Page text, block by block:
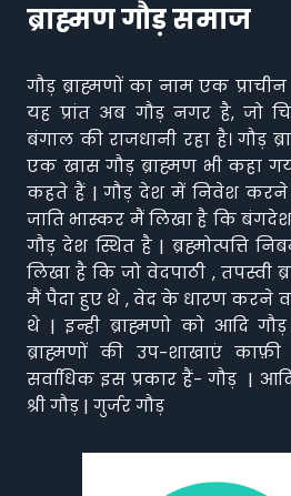
ब्राह्मण गौड़ समाज
गौड़ ब्राह्मणों का नाम एक
यह प्रांत अब गौड़ नगर है, जो
बंगाल की राजधानी रहा है। गौड़
एक खास गौड़ ब्राह्मण भी कहा
कहते हैं | गौड़ देश में निवेश करने
जाति भास्कर मैं लिखा है कि
गौड़ देश स्थित है | ब्रह्मोत्पत्ति
लिखा है कि जो वेदपाठी , तपस्वी
मैं पैदा हुए थे , वेद के धारण करने
थे | इन्ही ब्राह्मणो को आदि
ब्राह्मणों की उप-शाखाएं
सर्वाधिक इस प्रकार हैं- गौड़ |
श्री गौड़ | गुर्जर गौड़